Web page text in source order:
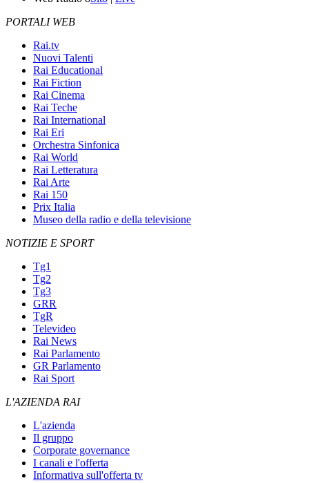
PORTALI WEB
Rai.tv
Nuovi Talenti
Rai Educational
Rai Fiction
Rai Cinema
Rai Teche
Rai International
Rai Eri
Orchestra Sinfonica
Rai World
Rai Letteratura
Rai Arte
Rai 150
Prix Italia
Museo della radio e della televisione
NOTIZIE E SPORT
Tg1
Tg2
Tg3
GRR
TgR
Televideo
Rai News
Rai Parlamento
GR Parlamento
Rai Sport
L'AZIENDA RAI
L'azienda
Il gruppo
Corporate governance
I canali e l'offerta
Informativa sull'offerta tv